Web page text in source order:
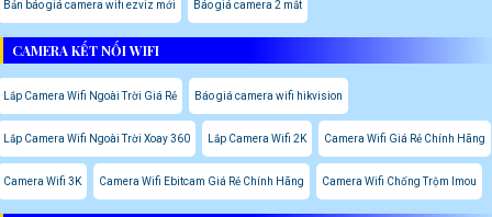
Bản báo giá camera wifi ezviz mới Báo giá camera 2 mắt
CAMERA KẾT NỐI WIFI
Lắp Camera Wifi Ngoài Trời Giá Rẻ Báo giá camera wifi hikvision
Lắp Camera Wifi Ngoài Trời Xoay 360 Lắp Camera Wifi 2K Camera Wifi Giá Rẻ Chính Hãng
Camera Wifi 3K Camera Wifi Ebitcam Giá Rẻ Chính Hãng Camera Wifi Chống Trộm Imou